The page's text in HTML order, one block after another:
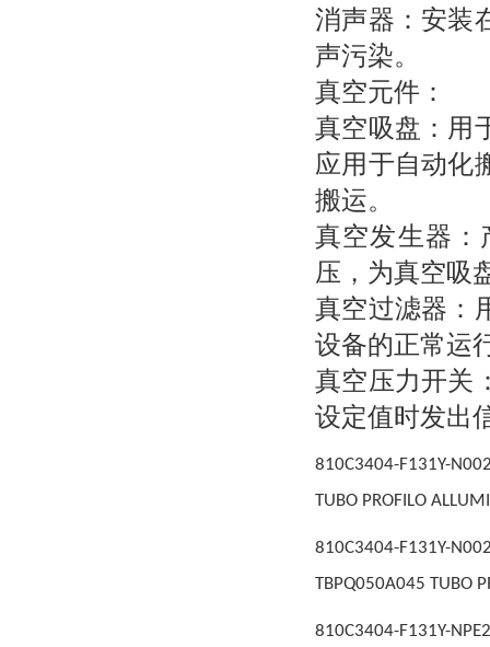
消声器：安装
声污染。
真空元件：
真空吸盘：用
应用于自动化
搬运。
真空发生器：
压，为真空吸
真空过滤器：
设备的正常运
真空压力开关
设定值时发出
810C3404-F131Y-
TUBO PROFILO
810C3404-F131Y-
TBPQ050A045 TUBO
810C3404-F131Y-